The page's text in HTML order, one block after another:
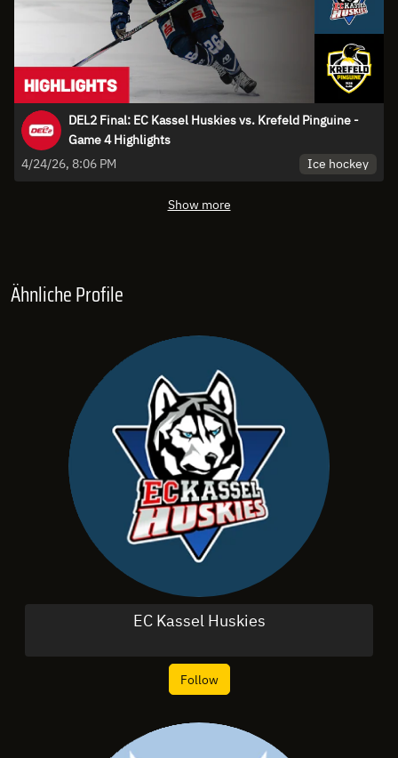
DEL2 Final: EC Kassel Huskies vs. Krefeld Pinguine -
Game 4 Highlights
4/24/26, 8:06 PM
Ice hockey
Show more
Ähnliche Profile
EC Kassel Huskies
Follow